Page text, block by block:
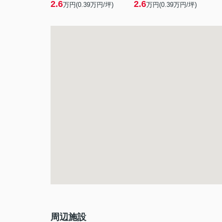
2.6万円(0.39万円/坪) 2.6万円(0.39万円/坪)
周辺施設